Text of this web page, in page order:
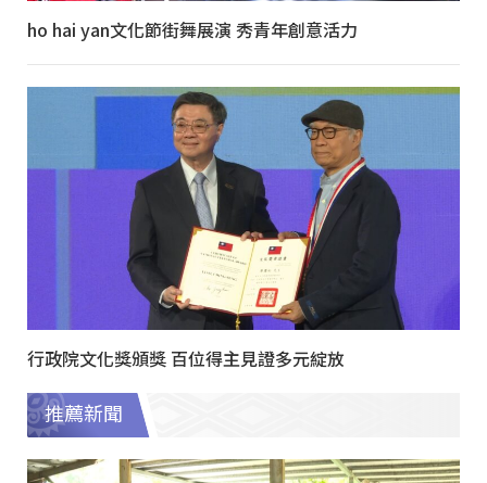
ho hai yan文化節街舞展演 秀青年創意活力
行政院文化獎頒獎 百位得主見證多元綻放
推薦新聞